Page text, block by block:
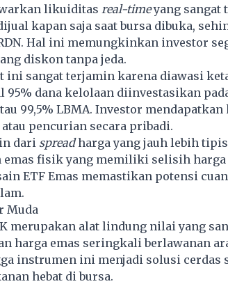
likuiditas real-timeyang sangat
kapan saja saat bursa dibuka,
Hal ini memungkinkan investor
diskon tanpa jeda.
ini sangat terjamin karena diawasi
dana kelolaan diinvestasikan
99,5% LBMA. Investor mendapatkan
pencurian secara pribadi.
dari spreadharga yang jauh lebih
emas fisik yang memiliki selisih
ETF Emas memastikan potensi
Muda
merupakan alat lindung nilai yang
harga emas seringkali berlawanan
instrumen ini menjadi solusi cerdas
hebat di bursa.